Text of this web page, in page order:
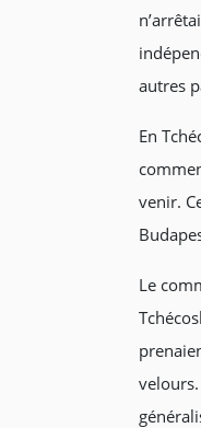
autres
En
venir.
Le